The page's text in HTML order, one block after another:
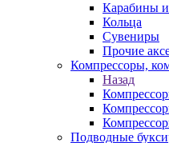
Карабины
Кольца
Сувениры
Прочие
Компрессоры,
Назад
Подводные